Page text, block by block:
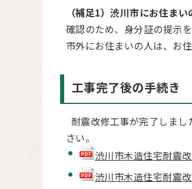
（補足1）渋川市にお住まい
確認のため、身分証の提示を
市外にお住まいの人は、お
工事完了後の手続き
耐震改修工事が完了しま
さい。
渋川市木造住宅耐震
渋川市木造住宅耐震